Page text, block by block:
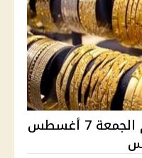
سعر الذهب في مصر اليوم الجمعة 7 أغسطس